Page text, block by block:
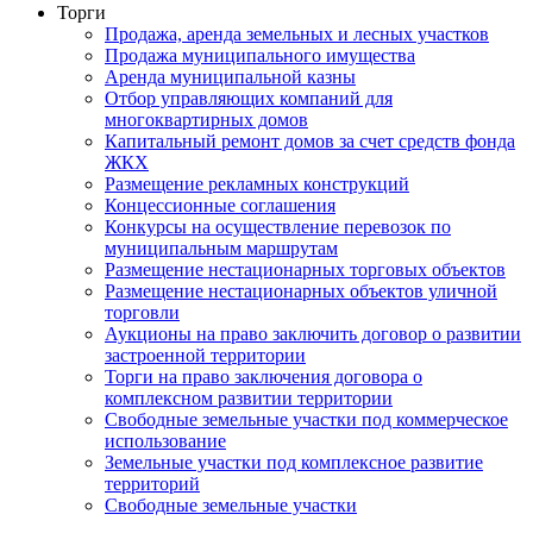
Торги
Продажа, аренда земельных и лесных участков
Продажа муниципального имущества
Аренда муниципальной казны
Отбор управляющих компаний для
многоквартирных домов
Капитальный ремонт домов за счет средств фонда
ЖКХ
Размещение рекламных конструкций
Концессионные соглашения
Конкурсы на осуществление перевозок по
муниципальным маршрутам
Размещение нестационарных торговых объектов
Размещение нестационарных объектов уличной
торговли
Аукционы на право заключить договор о развитии
застроенной территории
Торги на право заключения договора о
комплексном развитии территории
Свободные земельные участки под коммерческое
использование
Земельные участки под комплексное развитие
территорий
Свободные земельные участки